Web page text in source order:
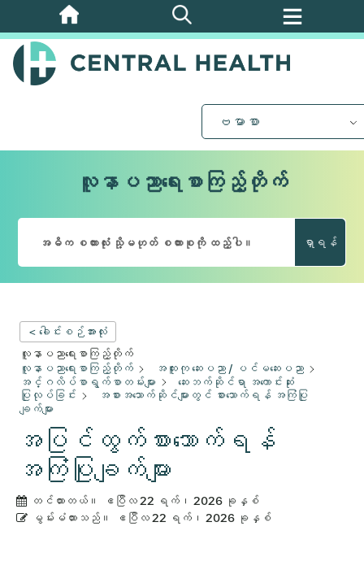
အဓိက
အကြောင်းအရာ
သို့
ဗမာစာ
လူနာပညာရေးစာကြည့်တိုက်
ရှာရန်
< ခေါင်းစဉ်အားလုံး
လူနာပညာရေးစာကြည့်တိုက်
လူနာပညာရေးစာကြည့်တိုက်
အထူးကု ဆေးပညာ / ပင်မဆေးပညာ
အင်္ဂလိပ်စာရွက်စာတမ်းများ
ဆေးဘက်ဆိုင်ရာ အကောင်းဆုံး
ပြုလုပ်ခြင်း
အစားအသောက်ဆိုင်များတွင် စားသောက်ရန် အကြံပြု
ချက်များ
အပြင်ထွက်စားသောက်ရန်
အကြံပြုချက်များ
တင်ထားတယ်။
ဧပြီလ 22 ရက်၊ 2026 ခုနှစ်
မွမ်းမံထားသည်။
ဧပြီလ 22 ရက်၊ 2026 ခုနှစ်